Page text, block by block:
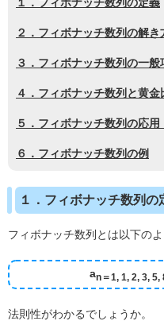
２．フィボナッチ数列の解
３．フィボナッチ数列の一般
４．フィボナッチ数列と黄金
５．フィボナッチ数列の応
６．フィボナッチ数列の例
１．フィボナッチ数列の
フィボナッチ数列とは以下のよ
an＝1, 1, 2, 3,
法則性がわかるでしょうか。